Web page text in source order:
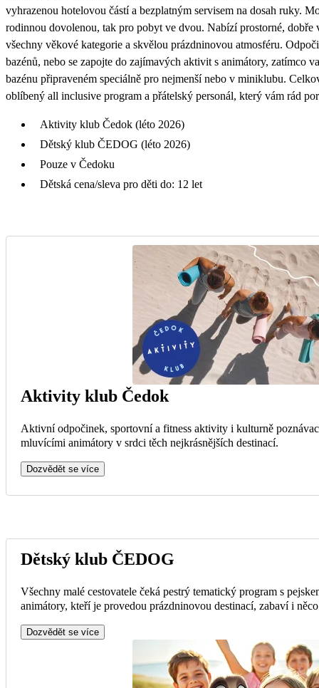
vyhrazenou hotelovou částí a bezplatným servisem na dosah ruky.
rodinnou dovolenou, tak pro pobyt ve dvou. Nabízí prostorné, dobře
všechny věkové kategorie a skvělou prázdninovou atmosféru.
bazénů, nebo se zapojte do zajímavých aktivit s animátory, zatímco
bazénu připraveném speciálně pro nejmenší nebo v miniklubu.
oblíbený all inclusive program a přátelský personál, který vám rád
Aktivity klub Čedok (léto 2026)
Dětský klub ČEDOG (léto 2026)
Pouze v Čedoku
Dětská cena/sleva pro děti do: 12 let
Aktivity klub Čedok
Aktivní odpočinek, sportovní a fitness aktivity i kulturně
mluvícími animátory v srdci těch nejkrásnějších destinací.
Dozvědět se více
Dětský klub ČEDOG
Všechny malé cestovatele čeká pestrý tematický program s
animátory, kteří je provedou prázdninovou destinací, zabaví i
Dozvědět se více